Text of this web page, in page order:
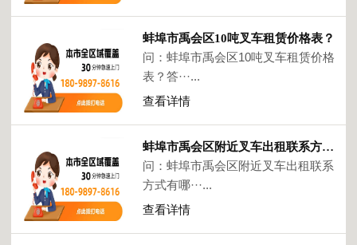
蚌埠市禹会区10吨叉车租赁价格表？
问：蚌埠市禹会区10吨叉车租赁价格
表？答···...
查看详情
蚌埠市禹会区附近叉车出租联系方式有哪些？
问：蚌埠市禹会区附近叉车出租联系
方式有哪···...
查看详情